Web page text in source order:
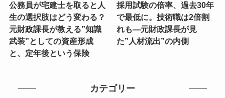
公務員が宅建士を取ると人
生の選択肢はどう変わる？
元財政課長が教える”知識
武装”としての資産形成
と、定年後という保険
採用試験の倍率、過去30年
で最低に。技術職は2倍割
れも―元財政課長が見
た”人材流出”の内側
カテゴリー